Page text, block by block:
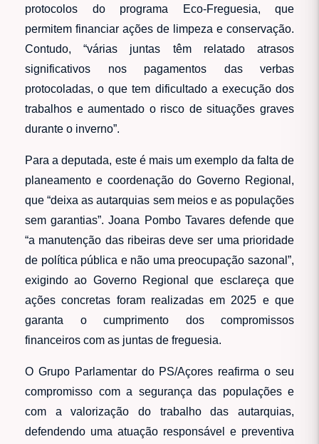
protocolos do programa Eco-Freguesia, que
permitem financiar ações de limpeza e conservação.
Contudo, “várias juntas têm relatado atrasos
significativos nos pagamentos das verbas
protocoladas, o que tem dificultado a execução dos
trabalhos e aumentado o risco de situações graves
durante o inverno”.
Para a deputada, este é mais um exemplo da falta de
planeamento e coordenação do Governo Regional,
que “deixa as autarquias sem meios e as populações
sem garantias”. Joana Pombo Tavares defende que
“a manutenção das ribeiras deve ser uma prioridade
de política pública e não uma preocupação sazonal”,
exigindo ao Governo Regional que esclareça que
ações concretas foram realizadas em 2025 e que
garanta o cumprimento dos compromissos
financeiros com as juntas de freguesia.
O Grupo Parlamentar do PS/Açores reafirma o seu
compromisso com a segurança das populações e
com a valorização do trabalho das autarquias,
defendendo uma atuação responsável e preventiva